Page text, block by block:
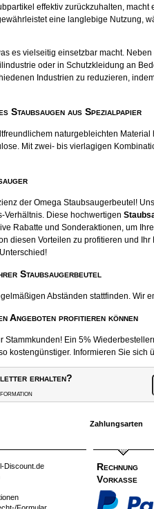
effektiv zurückzuhalten,
eine langlebige Nutzung,
es vielseitig einsetzbar macht.
oder in Schutzkleidung an
Industrien zu reduzieren,
Staubsaugen aus Spezialpapier
naturgebleichten
Mit zwei- bis vierlagigen
der Omega Staubsaugerbeutel!
Diese hochwertigen
Rabatte und Sonderaktionen, um
diesen Vorteilen zu profitieren und
Staubsaugerbeutel
Abständen stattfinden.
Angeboten profitieren können
Stammkunden! Ein 5%
kostengünstiger. Informieren Sie
erhalten?
Discount.de
Zahlungsarten
Rechnung
Vorkasse